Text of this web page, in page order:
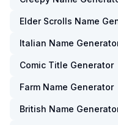
Elder Scrolls Name
Italian Name
Comic Title Generator
Farm Name Generator
British Name